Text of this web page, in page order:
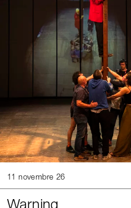
11 novembre 26
Warning